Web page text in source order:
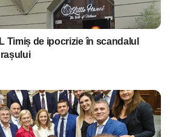
Timiș de ipocrizie în scandalul